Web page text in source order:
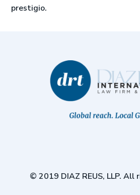
prestigio.
© 2019 DIAZ REUS, LLP. All